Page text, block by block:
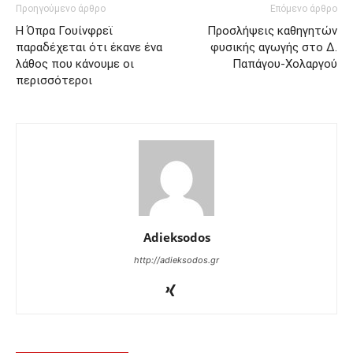
Προηγούμενο άρθρο
Η Όπρα Γουίνφρεϊ
παραδέχεται ότι έκανε ένα
λάθος που κάνουμε οι
περισσότεροι
Επόμενο άρθρο
Προσλήψεις καθηγητών
φυσικής αγωγής στο Δ.
Παπάγου-Χολαργού
Adieksodos
http://adieksodos.gr